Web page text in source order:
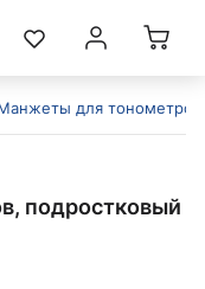
для тонометров
подростковый